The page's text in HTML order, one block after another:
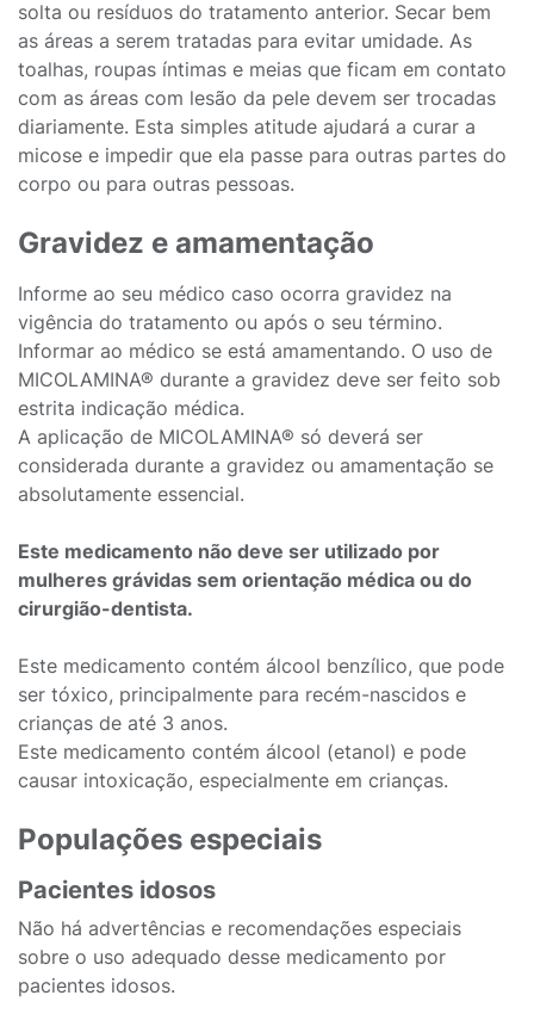
solta ou resíduos do tratamento anterior. Secar bem
as áreas a serem tratadas para evitar umidade. As
toalhas, roupas íntimas e meias que ficam em contato
com as áreas com lesão da pele devem ser trocadas
diariamente. Esta simples atitude ajudará a curar a
micose e impedir que ela passe para outras partes do
corpo ou para outras pessoas.
Gravidez e amamentação
Informe ao seu médico caso ocorra gravidez na
vigência do tratamento ou após o seu término.
Informar ao médico se está amamentando. O uso de
MICOLAMINA® durante a gravidez deve ser feito sob
estrita indicação médica.
A aplicação de MICOLAMINA® só deverá ser
considerada durante a gravidez ou amamentação se
absolutamente essencial.
Este medicamento não deve ser utilizado por
mulheres grávidas sem orientação médica ou do
cirurgião-dentista.
Este medicamento contém álcool benzílico, que pode
ser tóxico, principalmente para recém-nascidos e
crianças de até 3 anos.
Este medicamento contém álcool (etanol) e pode
causar intoxicação, especialmente em crianças.
Populações especiais
Pacientes idosos
Não há advertências e recomendações especiais
sobre o uso adequado desse medicamento por
pacientes idosos.